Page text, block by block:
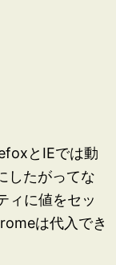
とIEでは動
したがってな
ィに値をセッ
は代入でき